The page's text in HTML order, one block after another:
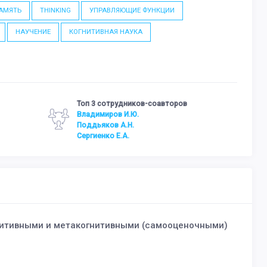
THINKING УПРАВЛЯЮЩИЕ ФУНКЦИИ
НАУЧЕНИЕ КОГНИТИВНАЯ НАУКА
Топ 3 сотрудников-соавторов
Владимиров И.Ю.
Поддьяков А.Н.
Сергиенко Е.А.
и метакогнитивными (самооценочными)